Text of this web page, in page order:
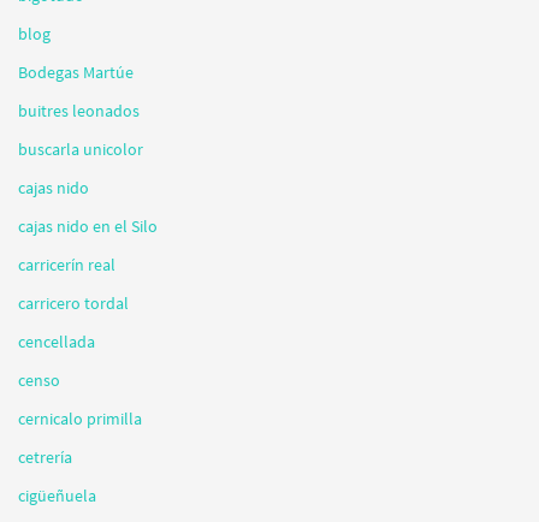
blog
Bodegas Martúe
buitres leonados
buscarla unicolor
cajas nido
cajas nido en el Silo
carricerín real
carricero tordal
cencellada
censo
cernicalo primilla
cetrería
cigüeñuela